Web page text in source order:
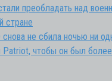
преобладать над
стране
не сбила ночью ни
Patriot, чтобы он был